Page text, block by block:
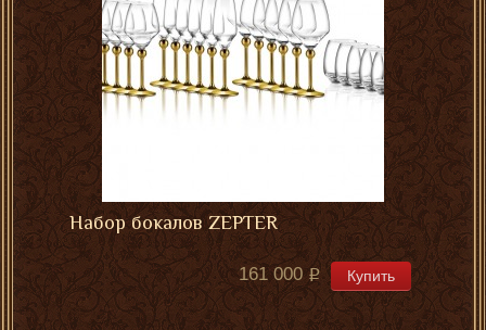
Набор бокалов ZEPTER
161 000 Купить